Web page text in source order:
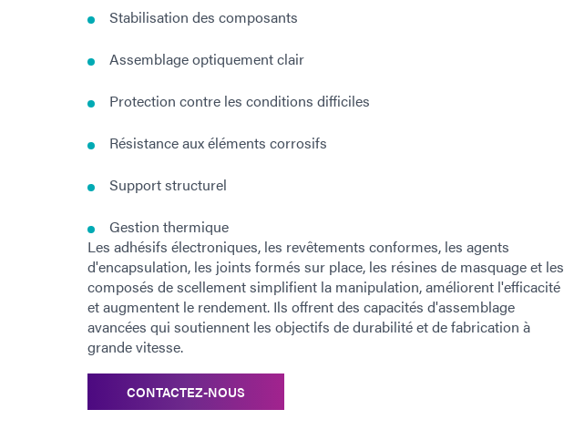
Stabilisation des composants
Assemblage optiquement clair
Protection contre les conditions difficiles
Résistance aux éléments corrosifs
Support structurel
Gestion thermique
Les adhésifs électroniques, les revêtements conformes, les agents
d'encapsulation, les joints formés sur place, les résines de masquage et les
composés de scellement simplifient la manipulation, améliorent l'efficacité
et augmentent le rendement. Ils offrent des capacités d'assemblage
avancées qui soutiennent les objectifs de durabilité et de fabrication à
grande vitesse.
CONTACTEZ-NOUS